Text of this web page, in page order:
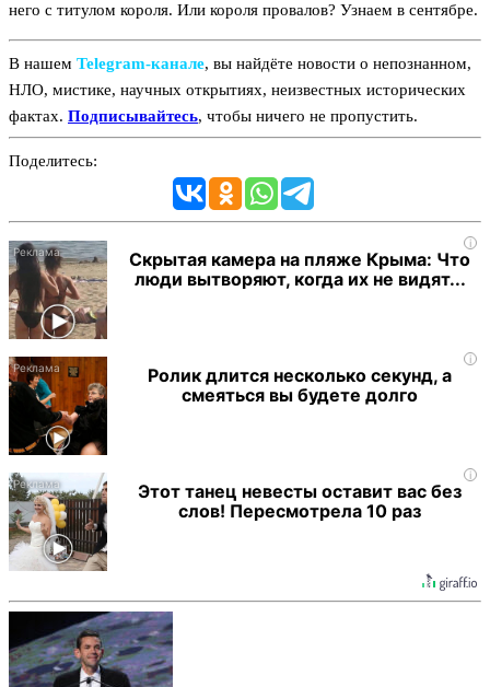
него с титулом короля. Или короля провалов? Узнаем в сентябре.
В нашем Telegram‑канале, вы найдёте новости о непознанном,
НЛО, мистике, научных открытиях, неизвестных исторических
фактах. Подписывайтесь, чтобы ничего не пропустить.
Поделитесь:
i
Скрытая камера на пляже Крыма: Что
люди вытворяют, когда их не видят...
i
Ролик длится несколько секунд, а
смеяться вы будете долго
i
Этот танец невесты оставит вас без
слов! Пересмотрела 10 раз